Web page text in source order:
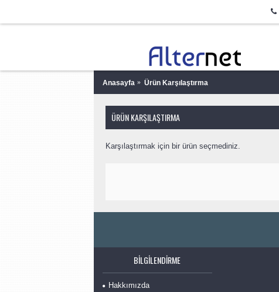
Anasayfa Ürün Karşılaştırma
ÜRÜN KARŞILAŞTIRMA
Karşılaştırmak için bir ürün seçmediniz.
BILGILENDIRME
Hakkımızda